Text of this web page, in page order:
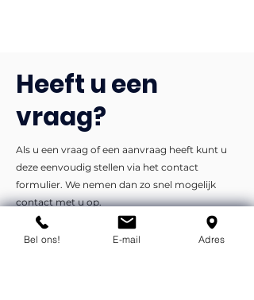
Heeft u een
vraag?
Als u een vraag of een aanvraag heeft kunt u
deze eenvoudig stellen via het contact
formulier. We nemen dan zo snel mogelijk
contact met u op.
Liever telefonisch of per e-mail?
Bel ons! E-mail Adres